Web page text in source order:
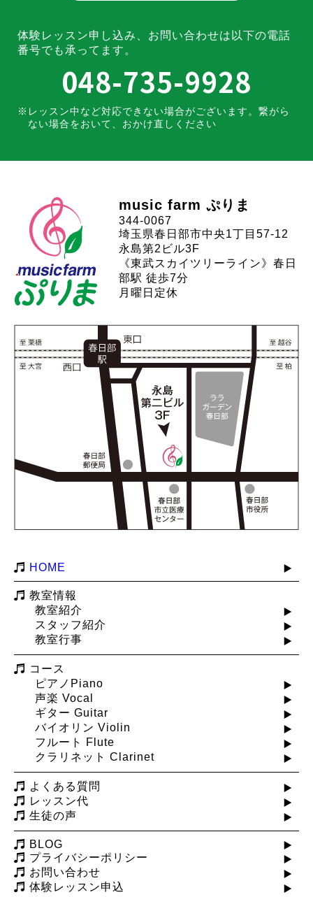
体験レッスン申し込み、お問い合わせは 以下の電話
番号でも承ってます。
048-735-9928
レッスン中など対応できない場合がございます。 繋がら
ない場合をおいて、おかけ直しください
music farm ぷりま
344-0067
埼玉県春日部市中央1丁目57-12
永島第2ビル3F
《東武スカイツリーライン》春日
部駅 徒歩7分
月曜日定休
HOME
教室情報
教室紹介
スタッフ紹介
教室行事
コース
ピアノPiano
声楽 Vocal
ギター Guitar
バイオリン Violin
フルート Flute
クラリネット Clarinet
よくある質問
レッスン代
生徒の声
BLOG
プライバシーポリシー
お問い合わせ
体験レッスン申込